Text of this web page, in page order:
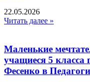
22.05.2026
Читать далее »
Маленькие
учащиеся 5
Фесенко в